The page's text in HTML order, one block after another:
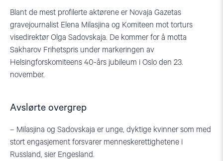
Blant de mest profilerte aktørene er Novaja Gazetas
gravejournalist Elena Milasjina og Komiteen mot torturs
visedirektør Olga Sadovskaja. De kommer for å motta
Sakharov Frihetspris under markeringen av
Helsingforskomiteens 40-års jubileum i Oslo den 23.
november.
Avslørte overgrep
– Milasjina og Sadovskaja er unge, dyktige kvinner som med
stort engasjement forsvarer menneskerettighetene i
Russland, sier Engesland.